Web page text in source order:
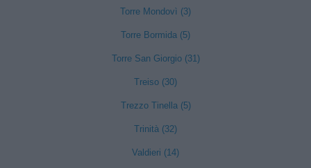
Torre Mondovì (3)
Torre Bormida (5)
Torre San Giorgio (31)
Treiso (30)
Trezzo Tinella (5)
Trinità (32)
Valdieri (14)